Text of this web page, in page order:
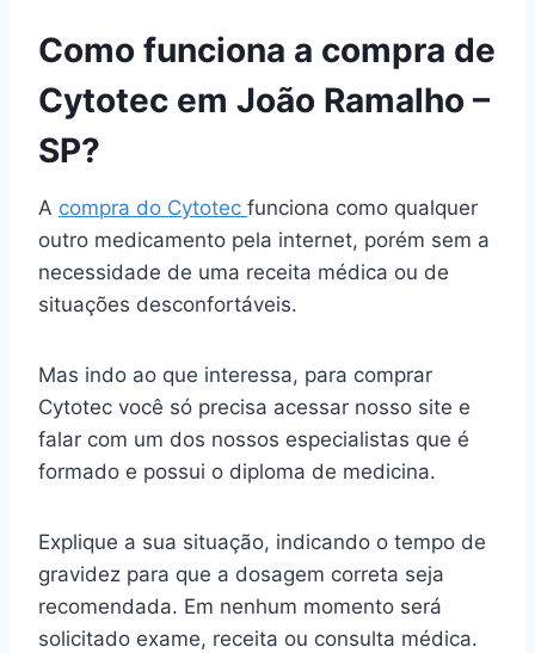
Como funciona a compra de
Cytotec em João Ramalho –
SP?
A compra do Cytotec funciona como qualquer
outro medicamento pela internet, porém sem a
necessidade de uma receita médica ou de
situações desconfortáveis.
Mas indo ao que interessa, para comprar
Cytotec você só precisa acessar nosso site e
falar com um dos nossos especialistas que é
formado e possui o diploma de medicina.
Explique a sua situação, indicando o tempo de
gravidez para que a dosagem correta seja
recomendada. Em nenhum momento será
solicitado exame, receita ou consulta médica.